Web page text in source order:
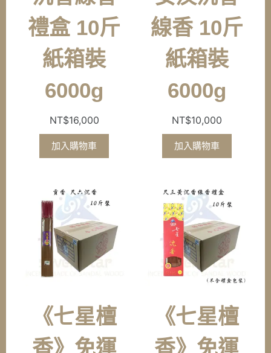
禮盒 10斤
紙箱裝
6000g
NT$16,000
加入購物車
線香 10斤
紙箱裝
6000g
NT$10,000
加入購物車
《七星檀
香》免運
《七星檀
香》免運